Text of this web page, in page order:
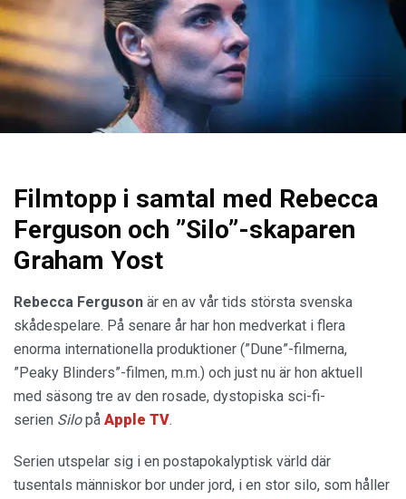
Filmtopp i samtal med Rebecca
Ferguson och ”Silo”-skaparen
Graham Yost
Rebecca Ferguson är en av vår tids största svenska
skådespelare. På senare år har hon medverkat i flera
enorma internationella produktioner (”Dune”-filmerna,
”Peaky Blinders”-filmen, m.m.) och just nu är hon aktuell
med säsong tre av den rosade, dystopiska sci-fi-
serien Silopå Apple TV.
Serien utspelar sig i en postapokalyptisk värld där
tusentals människor bor under jord, i en stor silo, som håller